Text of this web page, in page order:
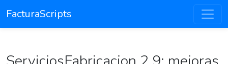
FacturaScripts